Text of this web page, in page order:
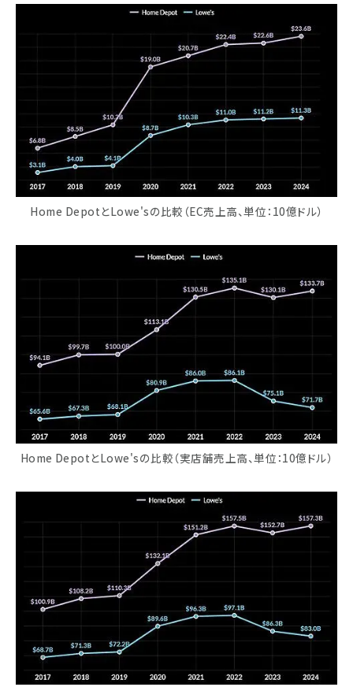
Home DepotとLowe'sの比較（EC売上高、単位：10億ドル）
Home DepotとLowe'sの比較（実店舗売上高、単位：10億ドル）